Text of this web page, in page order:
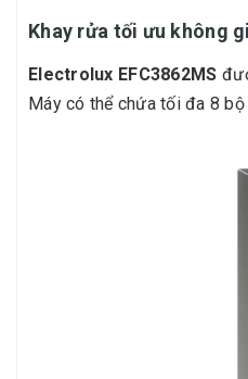
Khay rửa tối ưu không
Electrolux EFC3862MS
Máy có thể chứa tối đa 8